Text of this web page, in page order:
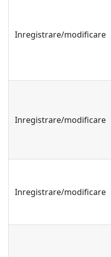
Inregistrare/modificare
Inregistrare/modificare
Inregistrare/modificare